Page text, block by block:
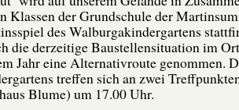
Klassen der Grundschule der
des Walburgakindergartens
die derzeitige Baustellensituation im
Jahr eine Alternativroute genommen.
treffen sich an zwei
Blume) um 17.00 Uhr.